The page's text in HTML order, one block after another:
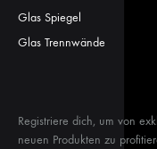
Glas Spiegel
Glas Trennwände
Registriere dich, um von
neuen Produkten zu